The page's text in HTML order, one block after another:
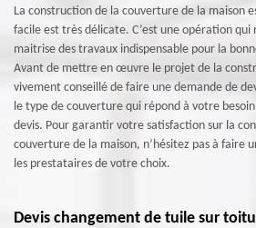
La construction de la couverture de la maison
facile est très délicate. C’est une opération qui
maitrise des travaux indispensable pour la
Avant de mettre en œuvre le projet de la
vivement conseillé de faire une demande de
le type de couverture qui répond à votre
devis. Pour garantir votre satisfaction sur la
couverture de la maison, n’hésitez pas à faire
les prestataires de votre choix.
Devis changement de tuile sur